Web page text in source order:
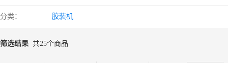
分类： 胶装机
筛选结果 共25个商品